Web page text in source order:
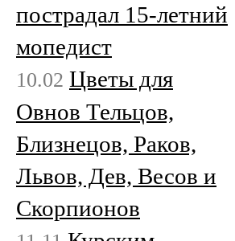
пострадал 15-летний
мопедист
10.02 Цветы для
Овнов Тельцов,
Близнецов, Раков,
Львов, Дев, Весов и
Скорпионов